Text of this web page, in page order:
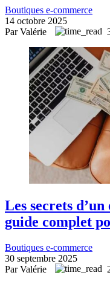
Boutiques e-commerce
14 octobre 2025
Par Valérie
Les secrets
guide complet
Boutiques e-commerce
30 septembre 2025
Par Valérie